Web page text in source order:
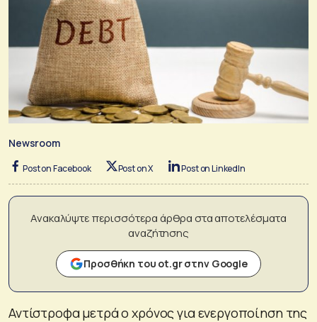
Newsroom
Post on Facebook Post on X Post on LinkedIn
Ανακαλύψτε περισσότερα άρθρα στα αποτελέσματα
αναζήτησης
Προσθήκη του ot.gr στην Google
Αντίστροφα μετρά ο χρόνος για ενεργοποίηση της